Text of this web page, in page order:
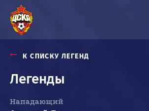
К СПИСКУ ЛЕГЕНД
Легенды
Нападающий